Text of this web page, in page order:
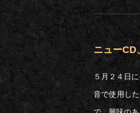
ニューCD
５月２４日
音で使用し